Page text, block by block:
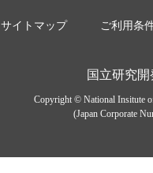
サイトマップ ご利用条
国立研究
Copyright © National Insitute
(Japan Corporate